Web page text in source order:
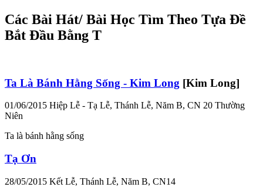
Các Bài Hát/ Bài Học Tìm Theo Tựa Đề
Bắt Đầu Bằng T
Ta Là Bánh Hằng Sống - Kim Long [Kim Long]
01/06/2015 Hiệp Lễ - Tạ Lễ, Thánh Lễ, Năm B, CN 20 Thường
Niên
Ta là bánh hằng sống
Tạ Ơn
28/05/2015 Kết Lễ, Thánh Lễ, Năm B, CN14